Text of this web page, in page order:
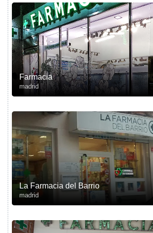
Farmacia
madrid
La Farmacia del Barrio
madrid